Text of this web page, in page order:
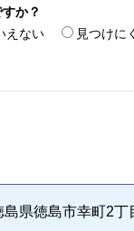
か？
えない 見つけに
県徳島市幸町2丁